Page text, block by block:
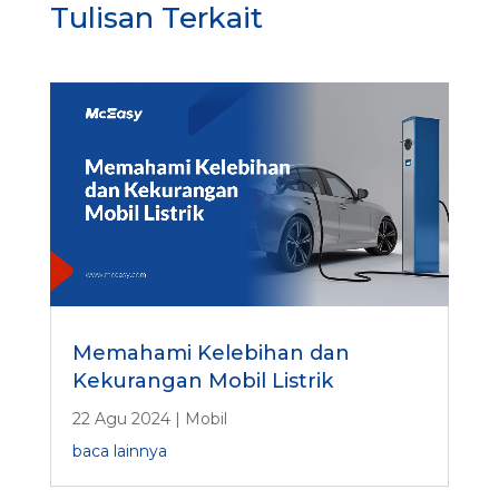
Tulisan Terkait
Memahami Kelebihan dan
Kekurangan Mobil Listrik
22 Agu 2024|
Mobil
baca lainnya